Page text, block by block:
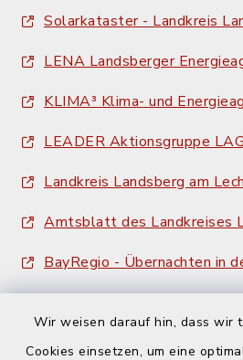
Wir weisen darauf hin, dass wir
Cookies einsetzen, um eine
Solarkataster - Landkreis
LENA Landsberger
KLIMA³ Klima- und
LEADER Aktionsgruppe
Landkreis Landsberg am Lech
Amtsblatt des Landkreises
BayRegio - Übernachten in